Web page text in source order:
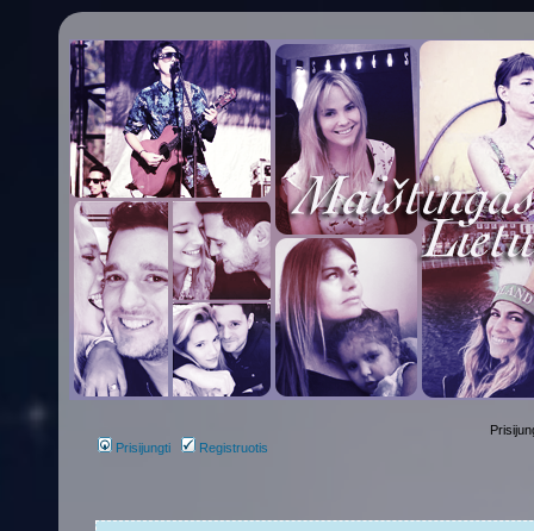
Prisijungti Registruotis